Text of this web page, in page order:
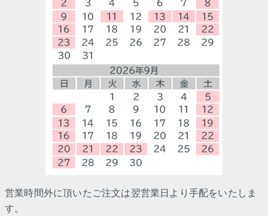
営業時間外に頂いたご注文は翌営業日より手配をいたしま
す。